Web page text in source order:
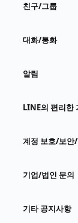
친구/그룹
대화/통화
알림
LINE의 편리한
계정 보호/보안
기업/법인 문의
기타 공지사항